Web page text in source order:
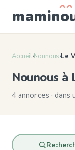
mamino
Accueil›Nounous›Le
Nounous à
4 annonces · dans